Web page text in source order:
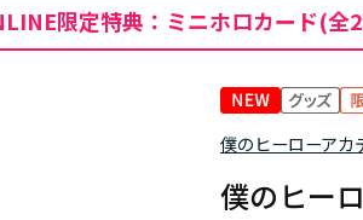
限定特典：ミニホロカード(全
僕のヒーローアカ
僕のヒー